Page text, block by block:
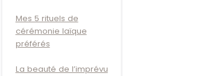
Mes 5 rituels de
cérémonie laïque
préférés
La beauté de l’imprévu